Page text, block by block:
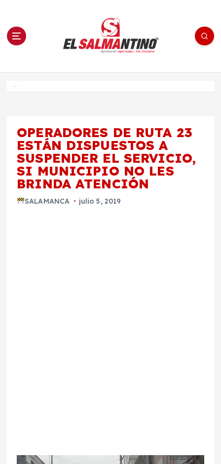
n El Salmantino - medios/noticias/editorial
OPERADORES DE RUTA 23
ESTÁN DISPUESTOS A
SUSPENDER EL SERVICIO,
SI MUNICIPIO NO LES
BRINDA ATENCIÓN
SALAMANCA julio 5, 2019